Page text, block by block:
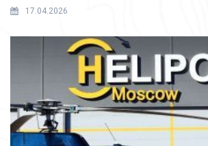
17.04.2026